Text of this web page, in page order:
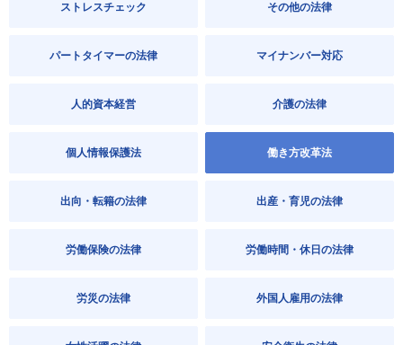
ストレスチェック その他の法律
パートタイマーの法律 マイナンバー対応
人的資本経営 介護の法律
個人情報保護法 働き方改革法
出向・転籍の法律 出産・育児の法律
労働保険の法律 労働時間・休日の法律
労災の法律 外国人雇用の法律